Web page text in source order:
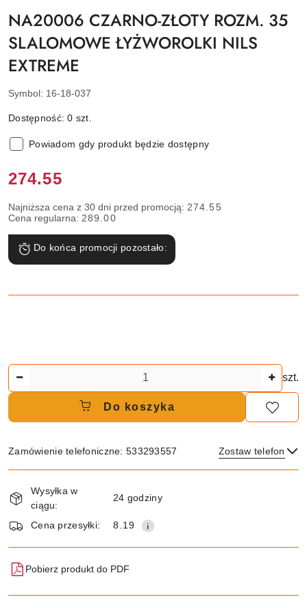
NA20006 CZARNO-ZŁOTY ROZM. 35
SLALOMOWE ŁYŻWOROLKI NILS
EXTREME
Symbol: 16-18-037
Dostępność:0 szt.
Powiadom gdy produkt będzie dostępny
Cena:
274.55
Najniższa cena z 30 dni przed promocją: 274.55
Cena regularna: 289.00
Do końca promocji pozostało:
szt.
Do koszyka
Zamówienie telefoniczne: 533293557 Zostaw telefon
i
dostawa
Wysyłka w
ciągu:
24 godziny
Cena przesyłki: 8.19
Pobierz produkt do PDF